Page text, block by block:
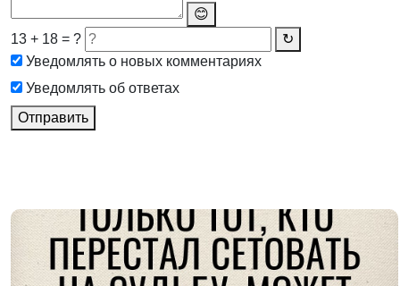
😊
13 + 18 = ?
↻
Уведомлять о новых комментариях
Уведомлять об ответах
Отправить